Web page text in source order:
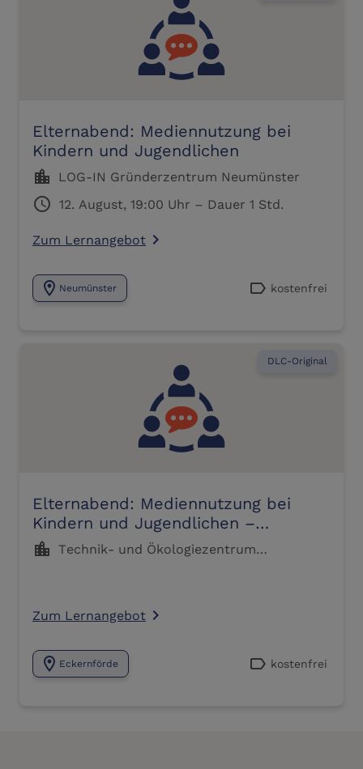
Elternabend: Mediennutzung bei
Kindern und Jugendlichen
location_city LOG-IN Gründerzentrum Neumünster
schedule
12. August, 19:00 Uhr – Dauer 1 Std.
Zum Lernangebot navigate_next
location_on Neumünster label kostenfrei
DLC-Original
Elternabend: Mediennutzung bei
Kindern und Jugendlichen –
Informationen und Austausch
location_city Technik- und Ökologiezentrum
Zum Lernangebot navigate_next
location_on Eckernförde label kostenfrei